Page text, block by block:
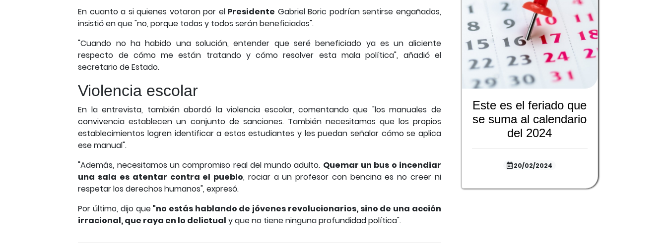
En cuanto a si quienes votaron por elPresidente Gabriel Boric podrían sentirse engañados,
insistió en que "no, porque todas y todos serán beneficiados".
"Cuando no ha habido una solución, entender que seré beneficiado ya es un aliciente
respecto de cómo me están tratando y cómo resolver esta mala política", añadió el
secretario de Estado.
Violencia escolar
En la entrevista, también abordó la violencia escolar, comentando que "los manuales de
convivencia establecen un conjunto de sanciones. También necesitamos que los propios
establecimientos logren identificar a estos estudiantes y les puedan señalar cómo se aplica
ese manual".
"Además, necesitamos un compromiso real del mundo adulto. Quemar un bus o incendiar
una sala es atentar contra el pueblo, rociar a un profesor con bencina es no creer ni
respetar los derechos humanos", expresó.
Por último, dijo que"no estás hablando de jóvenes revolucionarios, sino de una acción
irracional, que raya en lo delictual y que no tiene ninguna profundidad política".
Este es el feriado que
se suma al calendario
del 2024
20/02/2024